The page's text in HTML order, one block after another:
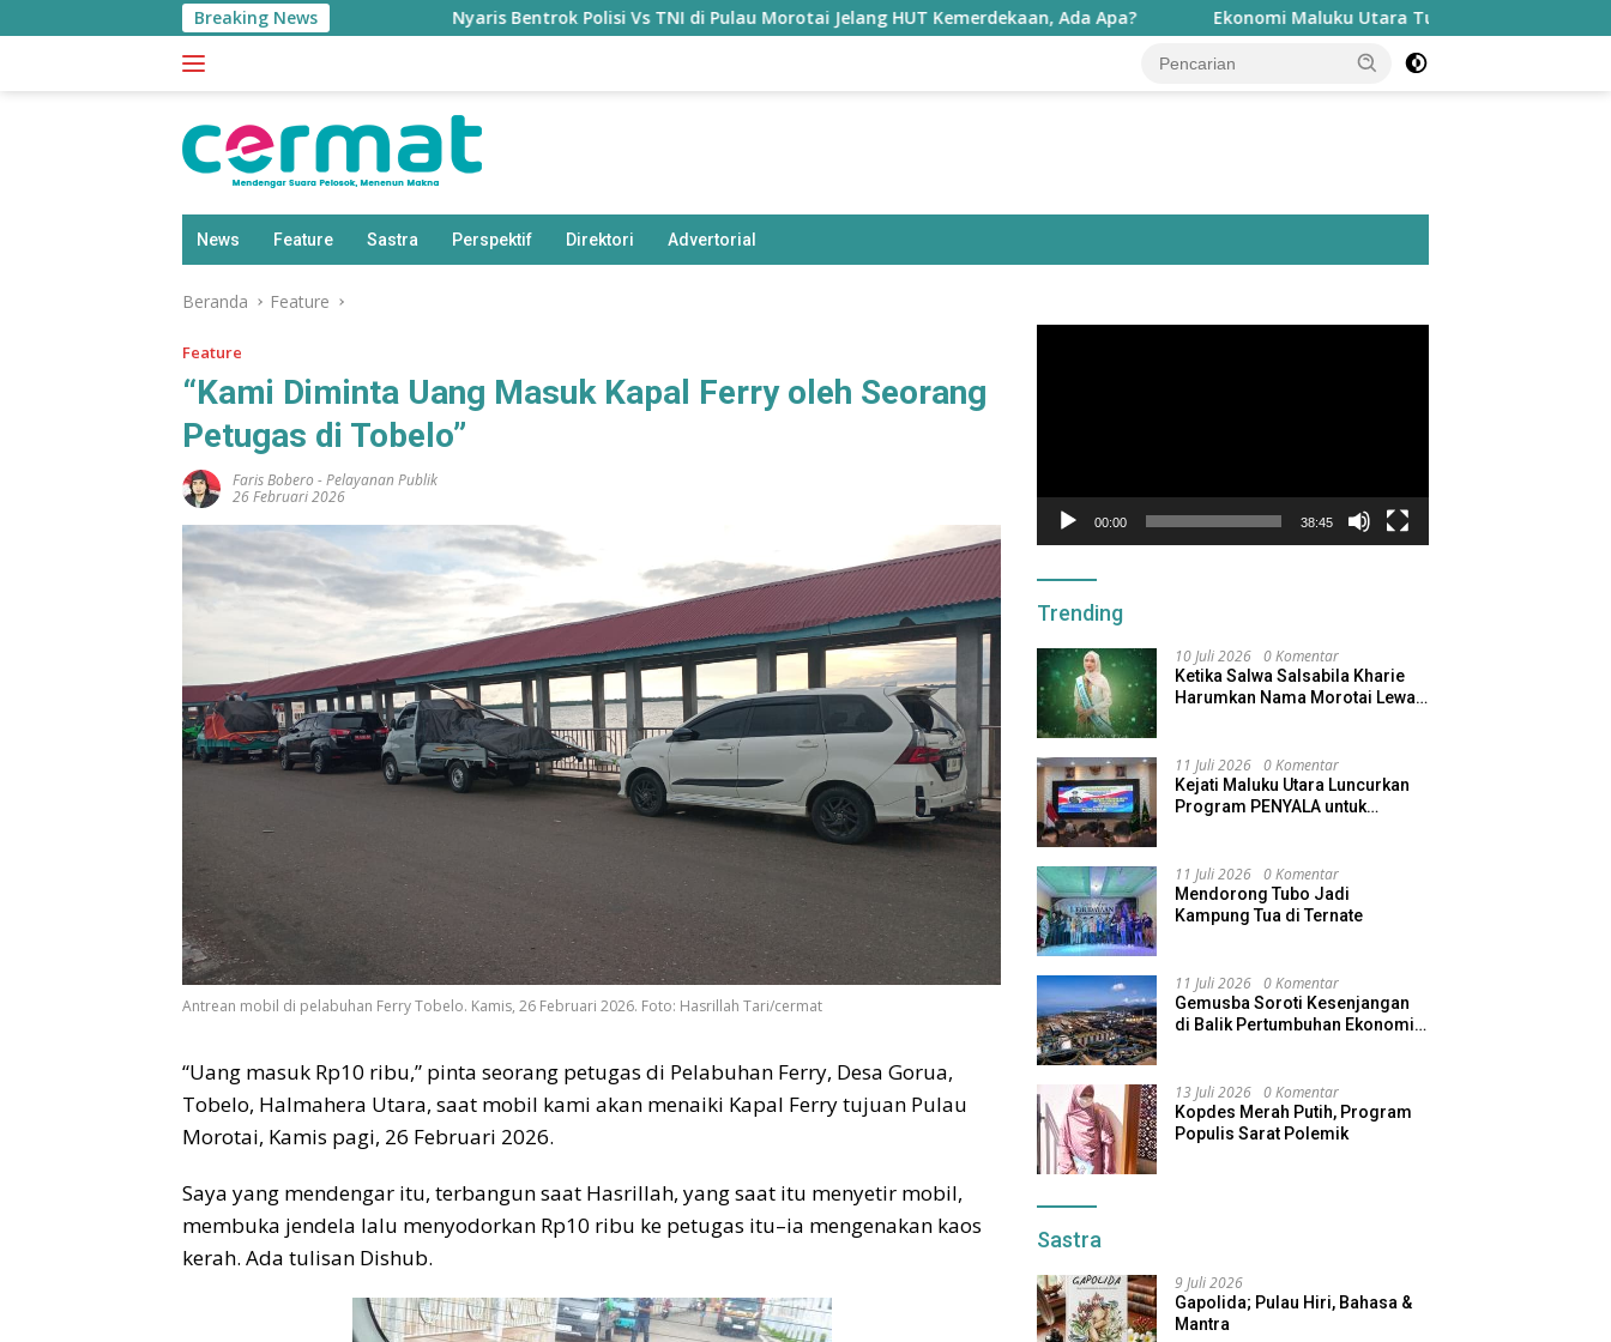
ke
Breaking News Nyaris Bentrok Polisi Vs TNI di Pulau Morotai Jelang HUT Kemerdekaan, Ada Apa? Ekonomi Maluku Utara Tumbuh Tinggi, Penduduk Miskin
News Feature Sastra Perspektif Direktori Advertorial
Beranda Feature
Feature
“Kami Diminta Uang Masuk Kapal Ferry oleh Seorang
Petugas di Tobelo”
Faris Bobero -Pelayanan Publik
26 Februari 2026
Antrean mobil di pelabuhan Ferry Tobelo. Kamis, 26 Februari 2026. Foto: Hasrillah Tari/cermat
“Uang masuk Rp10 ribu,” pinta seorang petugas di Pelabuhan Ferry, Desa Gorua,
Tobelo, Halmahera Utara, saat mobil kami akan menaiki Kapal Ferry tujuan Pulau
Morotai, Kamis pagi, 26 Februari 2026.
Saya yang mendengar itu, terbangun saat Hasrillah, yang saat itu menyetir mobil,
membuka jendela lalu menyodorkan Rp10 ribu ke petugas itu–ia mengenakan kaos
kerah. Ada tulisan Dishub.
00:00 38:45
Trending
10 Juli 2026 0 Komentar
Ketika Salwa Salsabila Kharie
Harumkan Nama Morotai Lewat
11 Juli 2026 0 Komentar
Kejati Maluku Utara Luncurkan
Program PENYALA untuk
11 Juli 2026 0 Komentar
Mendorong Tubo Jadi
Kampung Tua di Ternate
11 Juli 2026 0 Komentar
Gemusba Soroti Kesenjangan
di Balik Pertumbuhan Ekonomi
13 Juli 2026 0 Komentar
Kopdes Merah Putih, Program
Populis Sarat Polemik
Sastra
9 Juli 2026
Gapolida; Pulau Hiri, Bahasa &
Mantra